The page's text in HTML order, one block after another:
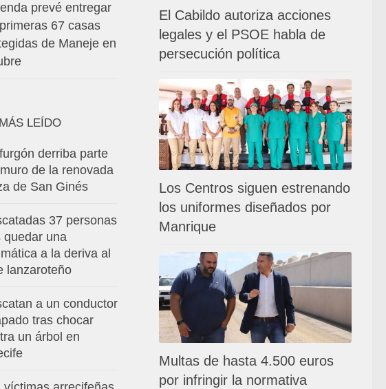
El Cabildo autoriza acciones
legales y el PSOE habla de
persecución política
Los Centros siguen estrenando
los uniformes diseñados por
Manrique
Multas de hasta 4.500 euros
por infringir la normativa
prevé entregar
67 casas
de Maneje en
LEÍDO
derriba parte
de la renovada
de San Ginés
37 personas
quedar una
a la deriva al
lanzaroteño
a un conductor
tras chocar
un árbol en